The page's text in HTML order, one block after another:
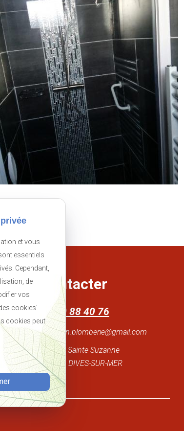
Me contacter
02 49 88 40 76
gosselin.plomberie@gmail.com
30 rue Sainte Suzanne
14160 DIVES-SUR-MER
et vous
essentiels
Cependant,
de
vos
cookies'
cookies peut